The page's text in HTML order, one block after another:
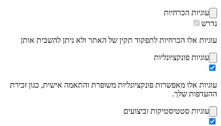
עוגיות הכרחיות
נדרש
עוגיות אלו הכרחיות לתפקוד תקין של האתר ולא ניתן להשבית אותן
עוגיות פונקציונליות
עוגיות אלו מאפשרות פונקציונליות משופרת והתאמה אישית, כגון זכירת
ההעדפות שלך.
עוגיות סטטיסטיקות וביצועים